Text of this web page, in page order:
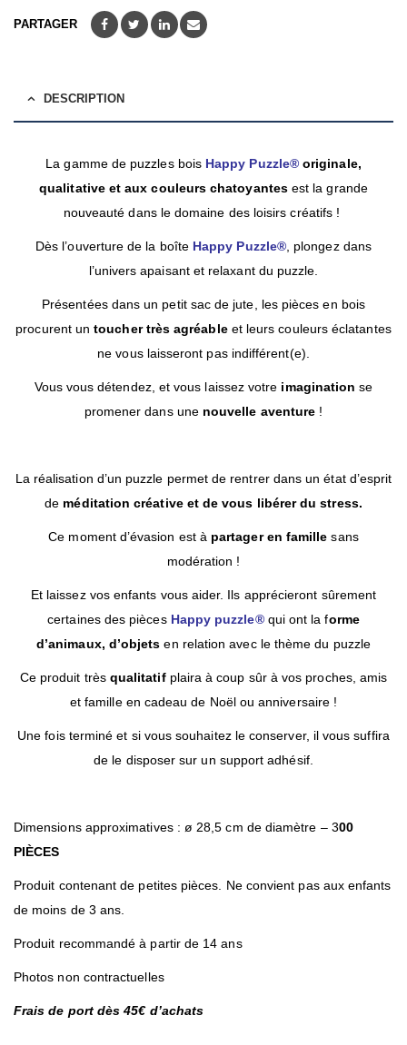
PARTAGER
DESCRIPTION
La gamme de puzzles bois Happy Puzzle®originale,
qualitative et aux couleurs chatoyantesest la grande
nouveauté dans le domaine des loisirs créatifs !
Dès l’ouverture de la boîte Happy Puzzle®, plongez dans
l’univers apaisant et relaxant du puzzle.
Présentées dans un petit sac de jute, les pièces en bois
procurent untoucher très agréableet leurs couleurs éclatantes
ne vous laisseront pas indifférent(e).
Vous vous détendez, et vous laissez votre imagination se
promener dans une nouvelle aventure !
La réalisation d’un puzzle permet de rentrer dans un état d’esprit
de méditation créative et de vous libérer du stress.
Ce moment d’évasion est à partager en famille sans
modération !
Et laissez vos enfants vous aider. Ils apprécieront sûrement
certaines des pièces Happy puzzle® qui ont la forme
d’animaux, d’objets en relation avec le thème du puzzle
Ce produit très qualitatifplaira à coup sûr à vos proches, amis
et famille en cadeau de Noël ou anniversaire !
Une fois terminé et si vous souhaitez le conserver, il vous suffira
de le disposer sur un support adhésif.
Dimensions approximatives : ø 28,5 cm de diamètre – 300
PIÈCES
Produit contenant de petites pièces. Ne convient pas aux enfants
de moins de 3 ans.
Produit recommandé à partir de 14 ans
Photos non contractuelles
Frais de port dès 45€ d’achats